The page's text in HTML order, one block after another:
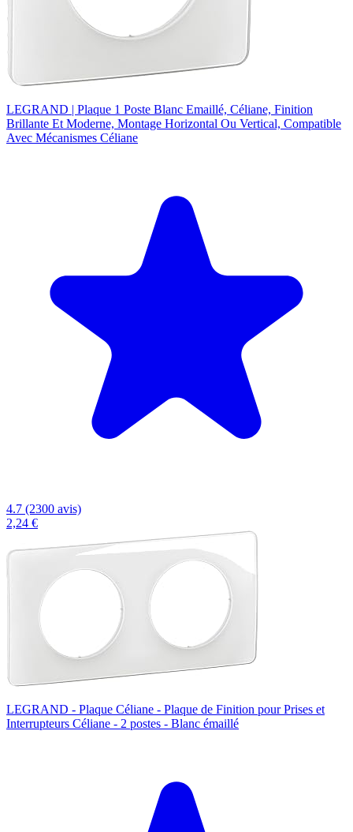
LEGRAND | Plaque 1 Poste Blanc Emaillé, Céliane, Finition
Brillante Et Moderne, Montage Horizontal Ou Vertical, Compatible
Avec Mécanismes Céliane
4.7 (2300 avis)
2,24 €
LEGRAND - Plaque Céliane - Plaque de Finition pour Prises et
Interrupteurs Céliane - 2 postes - Blanc émaillé